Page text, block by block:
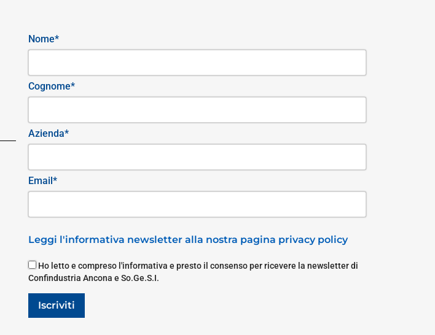
Nome*
Cognome*
Azienda*
Email*
Leggi l'informativa newsletter alla nostra pagina privacy policy
Ho letto e compreso l'informativa e presto il consenso per ricevere la newsletter di
Confindustria Ancona e So.Ge.S.I.
Iscriviti